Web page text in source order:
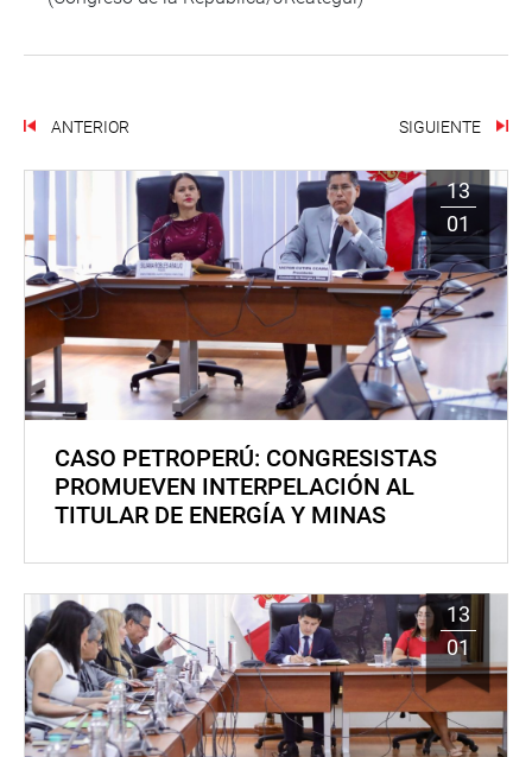
ANTERIOR SIGUIENTE
13
01
CASO PETROPERÚ: CONGRESISTAS
PROMUEVEN INTERPELACIÓN AL
TITULAR DE ENERGÍA Y MINAS
13
01